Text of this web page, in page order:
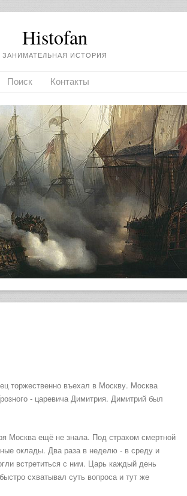
Histofan
ЗАНИМАТЕЛЬНАЯ ИСТОРИЯ
Поиск Контакты
торжественно въехал в Москву. Москва
- царевича Димитрия. Димитрий был
Москва ещё не знала. Под страхом смертной
оклады. Два раза в неделю - в среду и
встретиться с ним. Царь каждый день
схватывал суть вопроса и тут же